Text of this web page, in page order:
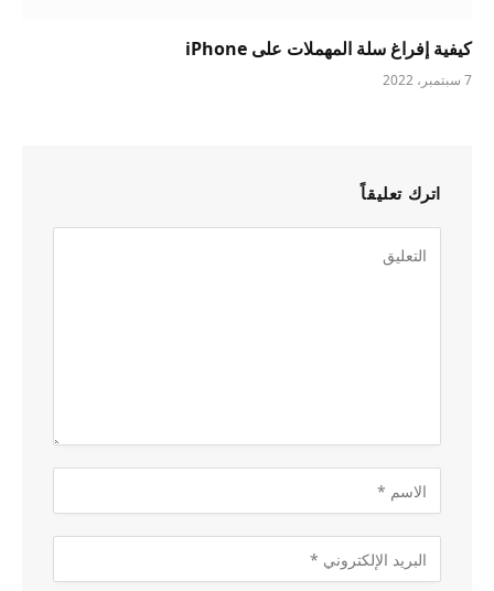
كيفية إفراغ سلة المهملات على iPhone
7 سبتمبر، 2022
اترك تعليقاً